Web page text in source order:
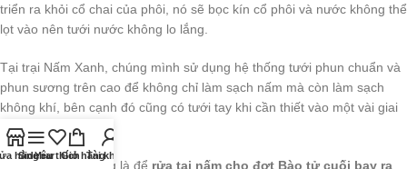
triển ra khỏi cổ chai của phôi, nó sẽ bọc kín cổ phôi và nước không thể
lọt vào nên tưới nước không lo lắng.
Tại trại Nấm Xanh, chúng mình sử dụng hệ thống tưới phun chuẩn và
phun sương trên cao để không chỉ làm sạch nấm mà còn làm sạch
không khí, bên cạnh đó cũng có tưới tay khi cần thiết vào một vài giai
đoạn.
Việc tưới nước cũng là để rửa tai nấm cho đợt Bào tử cuối bay ra
hàng
SidebarYêu thíchGiỏ hàngTài khoản